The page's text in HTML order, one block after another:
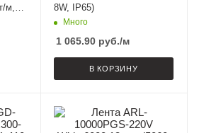
м,
8W, IP65)
Много
1 065.90руб./м
В КОРЗИНУ